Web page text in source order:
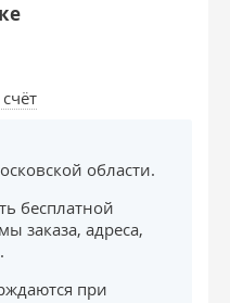
области.
бесплатной
заказа, адреса,
при